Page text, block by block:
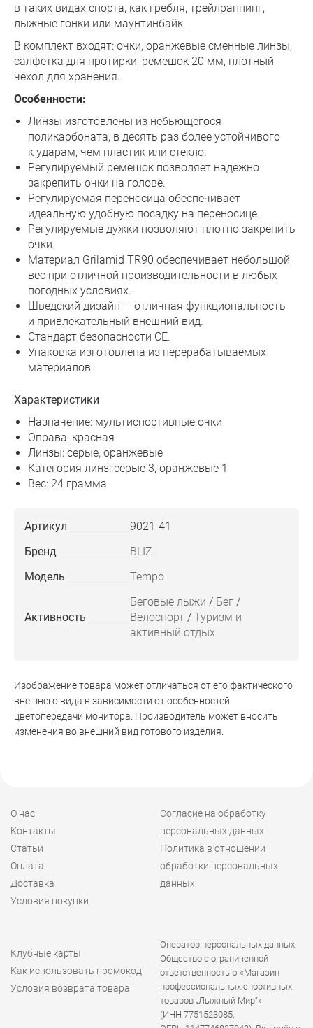
в таких видах спорта, как гребля, трейлраннинг,
лыжные гонки или маунтинбайк.
В комплект входят: очки, оранжевые сменные линзы,
салфетка для протирки, ремешок 20 мм, плотный
чехол для хранения.
Особенности:
Линзы изготовлены из небьющегося
поликарбоната, в десять раз более устойчивого
к ударам, чем пластик или стекло.
Регулируемый ремешок позволяет надежно
закрепить очки на голове.
Регулируемая переносица обеспечивает
идеальную удобную посадку на переносице.
Регулируемые дужки позволяют плотно закрепить
очки.
Материал Grilamid TR90 обеспечивает небольшой
вес при отличной производительности в любых
погодных условиях.
Шведский дизайн — отличная функциональность
и привлекательный внешний вид.
Стандарт безопасности CE.
Упаковка изготовлена из перерабатываемых
материалов.
Характеристики
Назначение: мультиспортивные очки
Оправа: красная
Линзы: серые, оранжевые
Категория линз: серые 3, оранжевые 1
Вес: 24 грамма
Артикул
9021-41
Бренд
BLIZ
Модель
Tempo
Активность
Беговые лыжи / Бег /
Велоспорт /Туризм и
активный отдых
Изображение товара может отличаться от его фактического
внешнего вида в зависимости от особенностей
цветопередачи монитора. Производитель может вносить
изменения во внешний вид готового изделия.
О нас
Контакты
Статьи
Оплата
Доставка
Условия покупки
Согласие на обработку
персональных данных
Политика в отношении
обработки персональных
данных
Клубные карты
Как использовать промокод
Условия возврата товара
Оператор персональных данных:
Общество с ограниченной
ответственностью «Магазин
профессиональных спортивных
товаров „Лыжный Мир“»
(ИНН 7751523085,